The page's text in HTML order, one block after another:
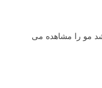
مو را مشاهده می